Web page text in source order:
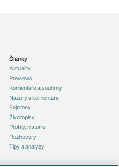
Články
Aktuality
Previews
Komentáře a souhrny
Názory a komentáře
Fejetony
Životopisy
Profily, historie
Rozhovory
Tipy a analýzy